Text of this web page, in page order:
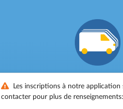
Les inscriptions à notre
contacter pour plus de renseignements: